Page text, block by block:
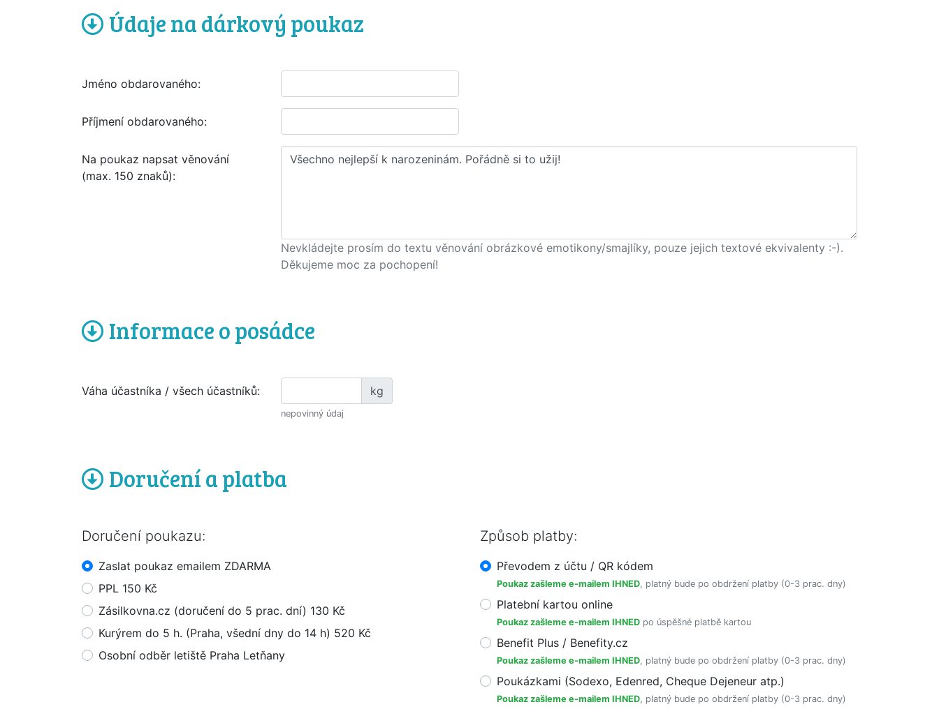
Údaje na dárkový poukaz
Jméno obdarovaného:
Příjmení obdarovaného:
Na poukaz napsat věnování
(max. 150 znaků):
Nevkládejte prosím do textu věnování obrázkové emotikony/smajlíky, pouze jejich textové ekvivalenty :-).
Děkujeme moc za pochopení!
Informace o posádce
Váha účastníka / všech účastníků: kg
nepovinný údaj
Doručení a platba
Doručení poukazu:
Zaslat poukaz emailem ZDARMA
PPL 150 Kč
Zásilkovna.cz (doručení do 5 prac. dní) 130 Kč
Kurýrem do 5 h. (Praha, všední dny do 14 h) 520 Kč
Osobní odběr letiště Praha Letňany
Způsob platby:
Převodem z účtu / QR kódem
Poukaz zašleme e-mailem IHNED, platný bude po obdržení platby (0-3 prac. dny)
Platební kartou online
Poukaz zašleme e-mailem IHNED po úspěšné platbě kartou
Benefit Plus / Benefity.cz
Poukaz zašleme e-mailem IHNED, platný bude po obdržení platby (0-3 prac. dny)
Poukázkami (Sodexo, Edenred, Cheque Dejeneur atp.)
Poukaz zašleme e-mailem IHNED, platný bude po obdržení platby (0-3 prac. dny)